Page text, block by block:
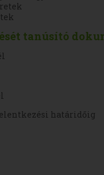
tanúsító
határidőig